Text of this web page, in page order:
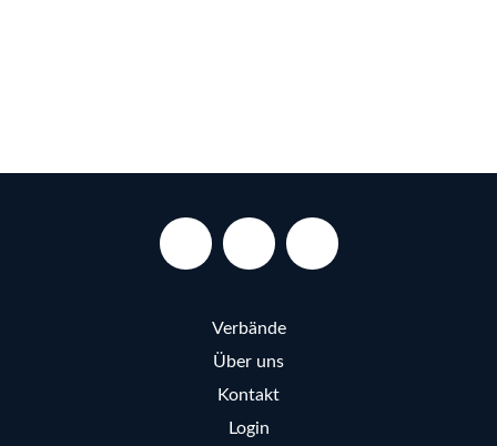
Verbände
Über uns
Kontakt
Login